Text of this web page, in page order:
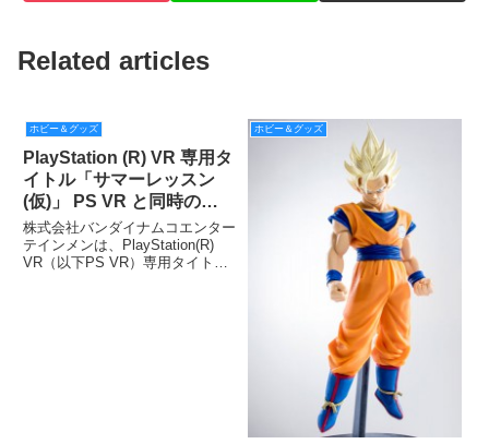
Related articles
ホビー＆グッズ
PlayStation (R) VR 専用タ
イトル「サマーレッスン
(仮)」 PS VR と同時の
2016年 10月に発売決定！
株式会社バンダイナムコエンター
テインメンは、PlayStation(R)
VR（以下PS VR）専用タイトル
ホビー＆グッズ